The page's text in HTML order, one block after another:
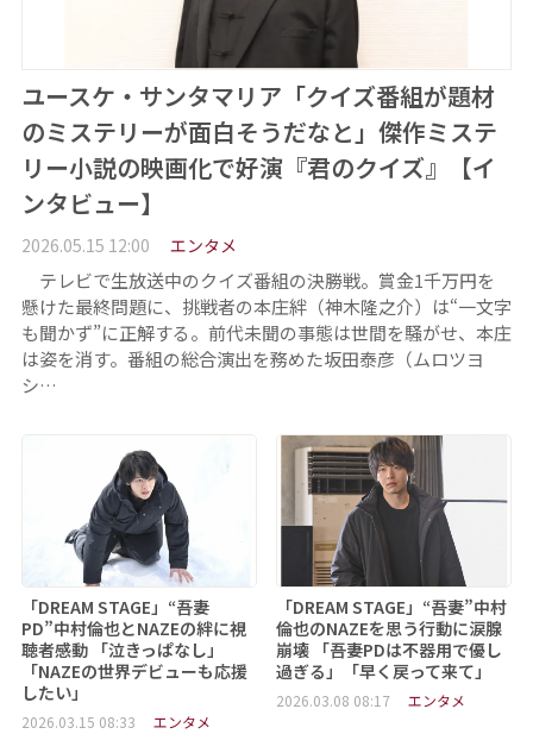
ユースケ・サンタマリア「クイズ番組が題材
のミステリーが面白そうだなと」傑作ミステ
リー小説の映画化で好演『君のクイズ』【イ
ンタビュー】
2026.05.15 12:00 エンタメ
テレビで生放送中のクイズ番組の決勝戦。賞金1千万円を
懸けた最終問題に、挑戦者の本庄絆（神木隆之介）は“一文字
も聞かず”に正解する。前代未聞の事態は世間を騒がせ、本庄
は姿を消す。番組の総合演出を務めた坂田泰彦（ムロツヨ
シ…
「DREAM STAGE」“吾妻
PD”中村倫也とNAZEの絆に視
聴者感動 「泣きっぱなし」
「NAZEの世界デビューも応援
したい」
2026.03.15 08:33 エンタメ
「DREAM STAGE」“吾妻”中村
倫也のNAZEを思う行動に涙腺
崩壊 「吾妻PDは不器用で優し
過ぎる」「早く戻って来て」
2026.03.08 08:17 エンタメ